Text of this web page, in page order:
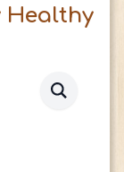
Healthy